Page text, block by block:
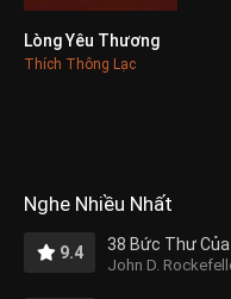
0
Lòng Yêu Thương
Thích Thông Lạc
Nghe Nhiều Nhất
9.4 38 Bức Thư
John D.